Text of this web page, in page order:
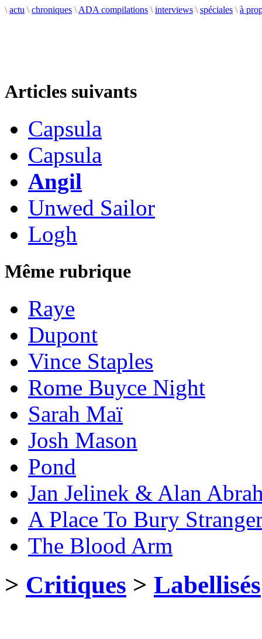
\ actu \ chroniques \ ADA compilations \ interviews \ spéciales \ à
Articles suivants
Capsula
Capsula
Angil
Unwed Sailor
Logh
Même rubrique
Raye
Dupont
Vince Staples
Rome Buyce Night
Sarah Maï
Josh Mason
Pond
Jan Jelinek & Alan
A Place To Bury
The Blood Arm
> Critiques > Labellisés